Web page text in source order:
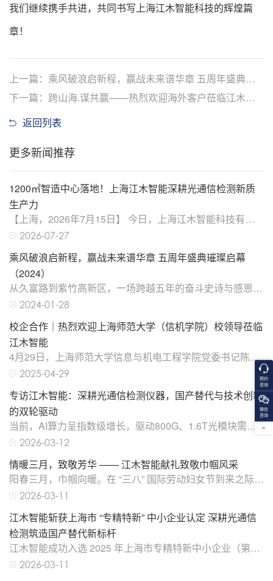
我们继续携手共进，共同书写上海江木智能科技的辉煌篇
章！
上一篇：乘风破浪启新程，赢战未来谱华章 五周年盛典璀
璨启幕（2024）
下一篇：跨山海.谋共赢——热烈欢迎海外客户莅临江木智
返回列表
更多新闻推荐
1200㎡智造中心落地！上海江木智能深耕光通信检测新质
生产力
【上海，2026年7月15日】 今日，上海江木智能科技有限
公司（以下简称”江木智能”）位于上海紫竹高新区信息数码
45天攻坚建设、独享1200平方米的一体智造空间，配备十
万级洁净无尘车间、全流程生产产线、精密校准中心及仓储
体系，标志着这家深耕光通信检测领域八载的国家高新技术
企业，完成了从”研发引领”到”研产一体”的战略跃迁，更意
味着江木智能科技深耕
2026-07-27
乘风破浪启新程，赢战未来谱华章 五周年盛典璀璨启幕
（2024）
从久富路到紫竹高新区，一场跨越五年的奋斗史诗与感恩盛
宴​​2024年1月28日，上海闵行白金汉爵大酒店逐梦厅华灯璀
能科技有限公司五周年庆典在此盛大启幕。这是一场属于全
体江木人的荣光时刻，也是一次行业友人共聚一堂的感恩盛
会，更是一个企业从初创到领工业蜕变的生动见证。【五年
砥砺，铸就辉煌之路】​​2018年，江木智能科技在松江久富
路工业园区扬帆起
2024-01-28
校企合作｜热烈欢迎上海师范大学（信机学院）校领导莅临
江木智能
4月29日，上海师范大学信息与机电工程学院党委书记陈晓
虹率队赴校友企业上海江木智能科技有限公司开展产学研合
2005级电气工程专业杰出校友，其创立的江木智能是中国
光通信行业快速崛起科技新秀，以突破光纤通信领域“卡脖
子”技术为使命，自主研发产品打破国际垄断，广泛应用于
国内工业及全球市场。座谈会上，江木创始团队分享了创业
经历，强调了实践和创新的重要性，并表
2025-04-29
专访江木智能：深耕光通信检测仪器，国产替代与技术创新
的双轮驱动
当前，AI算力呈指数级增长，驱动800G、1.6T光模块需求
爆发，CPO、LPO等光互联技术加速迭代，高带宽光互联
试效率成为产业规模化落地的关键瓶颈，专业可靠的测试设
备，正成为光通信产业链的核心硬件底座。近日，ICC讯石
走进上海江木智能科技有限公司（以下简称“江木智能”或“公
核心技术研发布局、市
2026-03-12
情暖三月，致敬芳华 —— 江木智能献礼致敬巾帼风采
阳春三月，巾帼向暖。在 “三八” 国际劳动妇女节到来之际，
为充分展现对公司女性员工的关爱与尊重，江木智能提前开
帼致以最诚挚的祝福，让这份关爱跨越时光，温暖人心。一
直以来，江木公司始终秉持 “以人为本” 的企业文化，视女性
员工为企业发展的宝贵力量。此次节日慰问，公司立足女同
事们的日常需求，精心筹备了兼具实用性与心意的按摩梳，
希望能帮助大家在忙碌的工
2026-03-11
江木智能斩获上海市 “专精特新” 中小企业认定 深耕光通信
检测筑造国产替代新标杆
江木智能成功入选 2025 年上海市专精特新中小企业（第四
批）名单，正式斩获上海市专精特新中小企业荣誉称号。此
2026-03-11
预约
咨询
微信
咨询